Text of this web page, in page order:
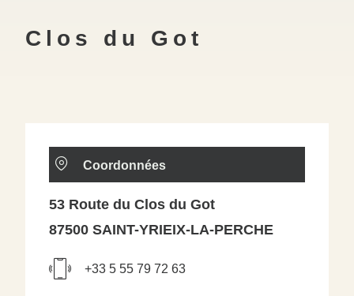
Clos du Got
Coordonnées
53 Route du Clos du Got
87500 SAINT-YRIEIX-LA-PERCHE
+33 5 55 79 72 63